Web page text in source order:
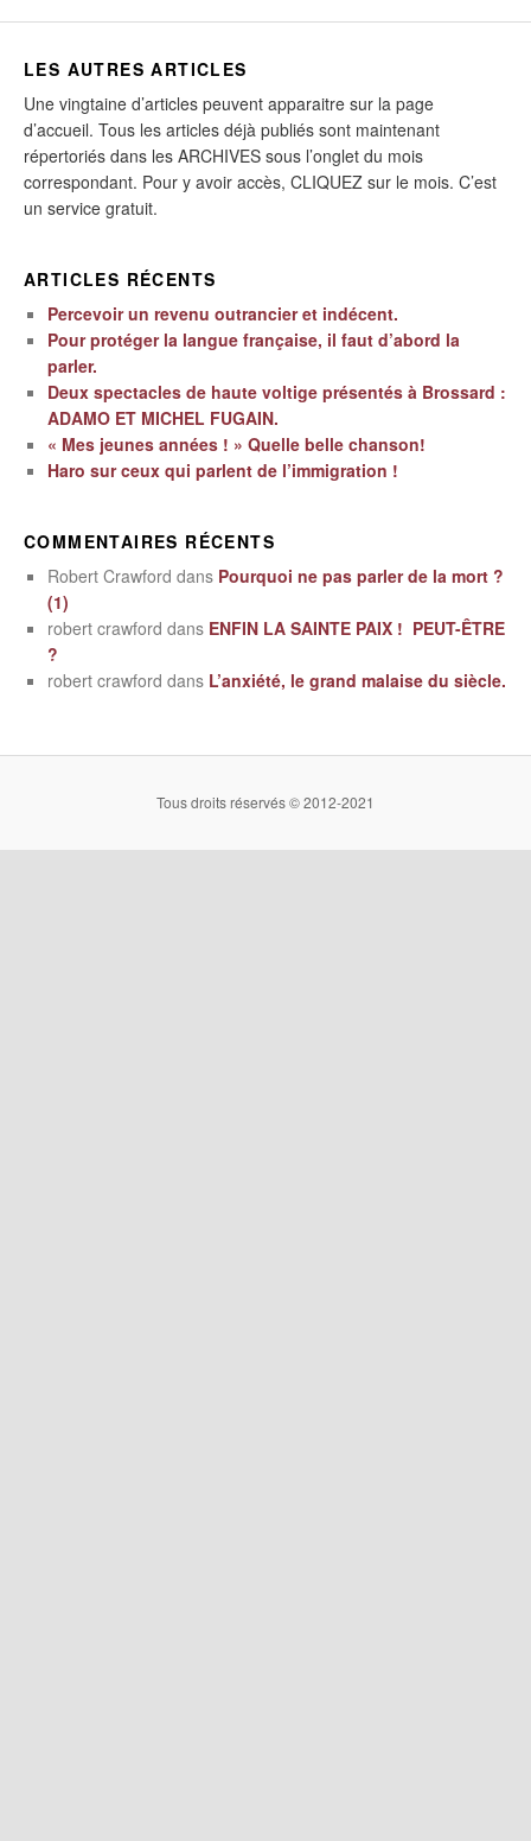
LES AUTRES ARTICLES
Une vingtaine d’articles peuvent apparaitre sur la page
d’accueil. Tous les articles déjà publiés sont maintenant
répertoriés dans les ARCHIVES sous l’onglet du mois
correspondant. Pour y avoir accès, CLIQUEZ sur le mois. C’est
un service gratuit.
ARTICLES RÉCENTS
Percevoir un revenu outrancier et indécent.
Pour protéger la langue française, il faut d’abord la
parler.
Deux spectacles de haute voltige présentés à Brossard :
ADAMO ET MICHEL FUGAIN.
« Mes jeunes années ! » Quelle belle chanson!
Haro sur ceux qui parlent de l’immigration !
COMMENTAIRES RÉCENTS
Robert Crawford dans Pourquoi ne pas parler de la mort ?
(1)
robert crawford dans ENFIN LA SAINTE PAIX ! PEUT-ÊTRE
?
robert crawford dans L’anxiété, le grand malaise du siècle.
Tous droits réservés © 2012-2021